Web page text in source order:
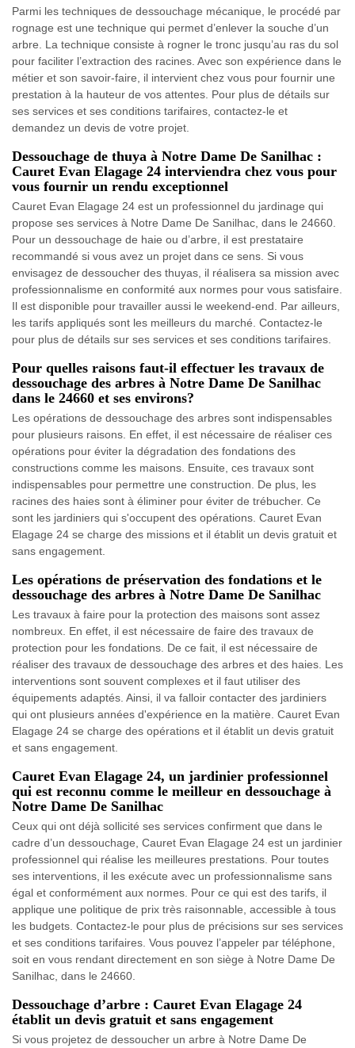
Parmi les techniques de dessouchage mécanique, le procédé par
rognage est une technique qui permet d’enlever la souche d’un
arbre. La technique consiste à rogner le tronc jusqu’au ras du sol
pour faciliter l’extraction des racines. Avec son expérience dans le
métier et son savoir-faire, il intervient chez vous pour fournir une
prestation à la hauteur de vos attentes. Pour plus de détails sur
ses services et ses conditions tarifaires, contactez-le et
demandez un devis de votre projet.
Dessouchage de thuya à Notre Dame De Sanilhac :
Cauret Evan Elagage 24 interviendra chez vous pour
vous fournir un rendu exceptionnel
Cauret Evan Elagage 24 est un professionnel du jardinage qui
propose ses services à Notre Dame De Sanilhac, dans le 24660.
Pour un dessouchage de haie ou d’arbre, il est prestataire
recommandé si vous avez un projet dans ce sens. Si vous
envisagez de dessoucher des thuyas, il réalisera sa mission avec
professionnalisme en conformité aux normes pour vous satisfaire.
Il est disponible pour travailler aussi le weekend-end. Par ailleurs,
les tarifs appliqués sont les meilleurs du marché. Contactez-le
pour plus de détails sur ses services et ses conditions tarifaires.
Pour quelles raisons faut-il effectuer les travaux de
dessouchage des arbres à Notre Dame De Sanilhac
dans le 24660 et ses environs?
Les opérations de dessouchage des arbres sont indispensables
pour plusieurs raisons. En effet, il est nécessaire de réaliser ces
opérations pour éviter la dégradation des fondations des
constructions comme les maisons. Ensuite, ces travaux sont
indispensables pour permettre une construction. De plus, les
racines des haies sont à éliminer pour éviter de trébucher. Ce
sont les jardiniers qui s'occupent des opérations. Cauret Evan
Elagage 24 se charge des missions et il établit un devis gratuit et
sans engagement.
Les opérations de préservation des fondations et le
dessouchage des arbres à Notre Dame De Sanilhac
Les travaux à faire pour la protection des maisons sont assez
nombreux. En effet, il est nécessaire de faire des travaux de
protection pour les fondations. De ce fait, il est nécessaire de
réaliser des travaux de dessouchage des arbres et des haies. Les
interventions sont souvent complexes et il faut utiliser des
équipements adaptés. Ainsi, il va falloir contacter des jardiniers
qui ont plusieurs années d'expérience en la matière. Cauret Evan
Elagage 24 se charge des opérations et il établit un devis gratuit
et sans engagement.
Cauret Evan Elagage 24, un jardinier professionnel
qui est reconnu comme le meilleur en dessouchage à
Notre Dame De Sanilhac
Ceux qui ont déjà sollicité ses services confirment que dans le
cadre d’un dessouchage, Cauret Evan Elagage 24 est un jardinier
professionnel qui réalise les meilleures prestations. Pour toutes
ses interventions, il les exécute avec un professionnalisme sans
égal et conformément aux normes. Pour ce qui est des tarifs, il
applique une politique de prix très raisonnable, accessible à tous
les budgets. Contactez-le pour plus de précisions sur ses services
et ses conditions tarifaires. Vous pouvez l’appeler par téléphone,
soit en vous rendant directement en son siège à Notre Dame De
Sanilhac, dans le 24660.
Dessouchage d’arbre : Cauret Evan Elagage 24
établit un devis gratuit et sans engagement
Si vous projetez de dessoucher un arbre à Notre Dame De